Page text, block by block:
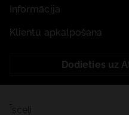
Informācija
Klientu apkalpošana
Dodieties uz